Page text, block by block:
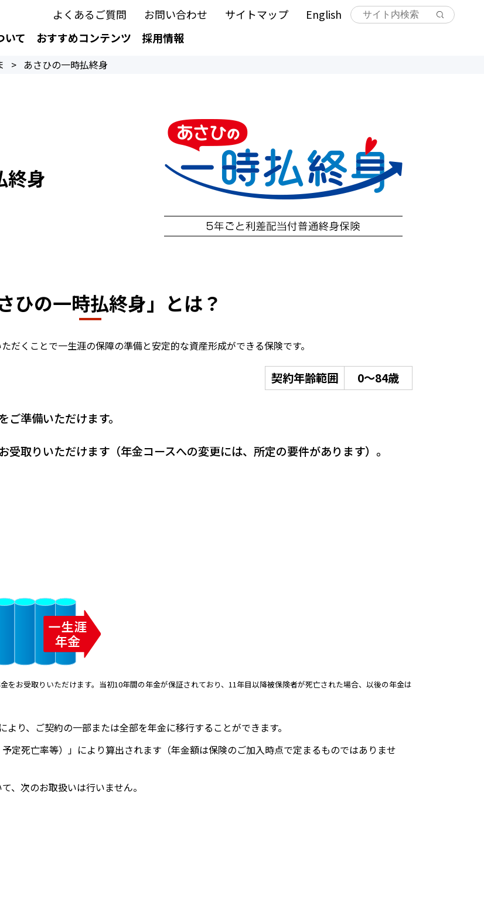
よくあるご質問 お問い合わせ サイトマップ
English
いて おすすめコンテンツ 採用情報
> あさひの一時払終身
終身
さひの一時払終身」とは？
だくことで一生涯の保障の準備と安定的な資産形成ができる保険です。
契約年齢範囲 0～84歳
準備いただけます。
受取りいただけます（年金コースへの変更には、所定の要件があります）。
をお受取りいただけます。当初10年間の年金が保証されており、11年目以降被保険者が死亡された場合、以後の年金は
り、ご契約の一部または全部を年金に移行することができます。
定死亡率等）」により算出されます（年金額は保険のご加入時点で定まるものではありませ
、次のお取扱いは行いません。